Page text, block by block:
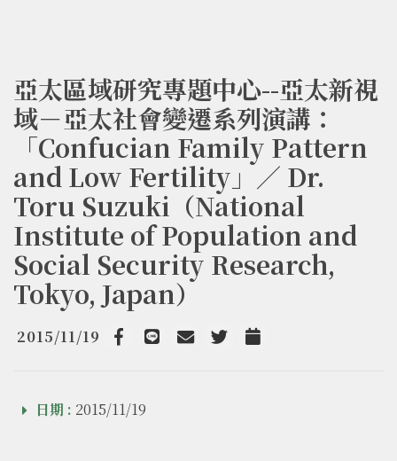
亞太區域研究專題中心--亞太新視
域－亞太社會變遷系列演講：
「Confucian Family Pattern
and Low Fertility」／ Dr.
Toru Suzuki（National
Institute of Population and
Social Security Research,
Tokyo, Japan）
2015/11/19
Facebook TwitterAdd to Calendar
日期 : 2015/11/19